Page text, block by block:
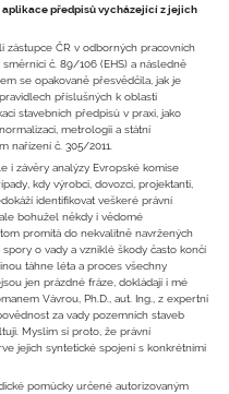
předpisů vycházející z jejich
zástupce ČR v odborných pracovních
č. 89/106 (EHS) a následně
se opakovaně přesvědčila, jak je
příslušných k oblasti
stavebních předpisů v praxi, jako
metrologii a státní
nařízení č. 305/2011.
i závěry analýzy Evropské komise
kdy výrobci, dovozci, projektanti,
identifikovat veškeré právní
bohužel někdy i vědomé
promítá do nekvalitně navržených
o vady a vzniklé škody často končí
táhne léta a proces všechny
jen prázdné fráze, dokládají i mé
Vávrou, Ph.D., aut. Ing., z expertní
za vady pozemních staveb
Myslím si proto, že právní
jejich syntetické spojení s konkrétními
pomůcky určené autorizovaným